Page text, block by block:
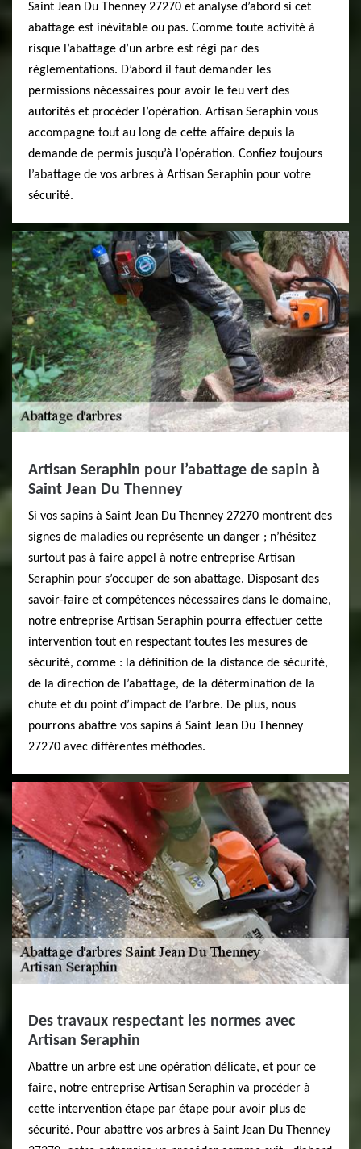
Saint Jean Du Thenney 27270 et analyse d’abord si cet
abattage est inévitable ou pas. Comme toute activité à
risque l’abattage d’un arbre est régi par des
règlementations. D’abord il faut demander les
permissions nécessaires pour avoir le feu vert des
autorités et procéder l’opération. Artisan Seraphin vous
accompagne tout au long de cette affaire depuis la
demande de permis jusqu’à l’opération. Confiez toujours
l’abattage de vos arbres à Artisan Seraphin pour votre
sécurité.
Artisan Seraphin pour l’abattage de sapin à
Saint Jean Du Thenney
Si vos sapins à Saint Jean Du Thenney 27270 montrent des
signes de maladies ou représente un danger ; n’hésitez
surtout pas à faire appel à notre entreprise Artisan
Seraphin pour s’occuper de son abattage. Disposant des
savoir-faire et compétences nécessaires dans le domaine,
notre entreprise Artisan Seraphin pourra effectuer cette
intervention tout en respectant toutes les mesures de
sécurité, comme : la définition de la distance de sécurité,
de la direction de l’abattage, de la détermination de la
chute et du point d’impact de l’arbre. De plus, nous
pourrons abattre vos sapins à Saint Jean Du Thenney
27270 avec différentes méthodes.
Des travaux respectant les normes avec
Artisan Seraphin
Abattre un arbre est une opération délicate, et pour ce
faire, notre entreprise Artisan Seraphin va procéder à
cette intervention étape par étape pour avoir plus de
sécurité. Pour abattre vos arbres à Saint Jean Du Thenney